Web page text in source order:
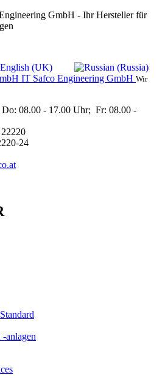
GmbH - Ihr Hersteller für
IT Safco Engineering GmbH Wir
08.00 - 17.00 Uhr; Fr: 08.00 -
24
-anlagen